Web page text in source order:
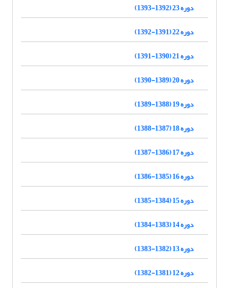
دوره 23 (1392-1393)
دوره 22 (1391-1392)
دوره 21 (1390-1391)
دوره 20 (1389-1390)
دوره 19 (1388-1389)
دوره 18 (1387-1388)
دوره 17 (1386-1387)
دوره 16 (1385-1386)
دوره 15 (1384-1385)
دوره 14 (1383-1384)
دوره 13 (1382-1383)
دوره 12 (1381-1382)